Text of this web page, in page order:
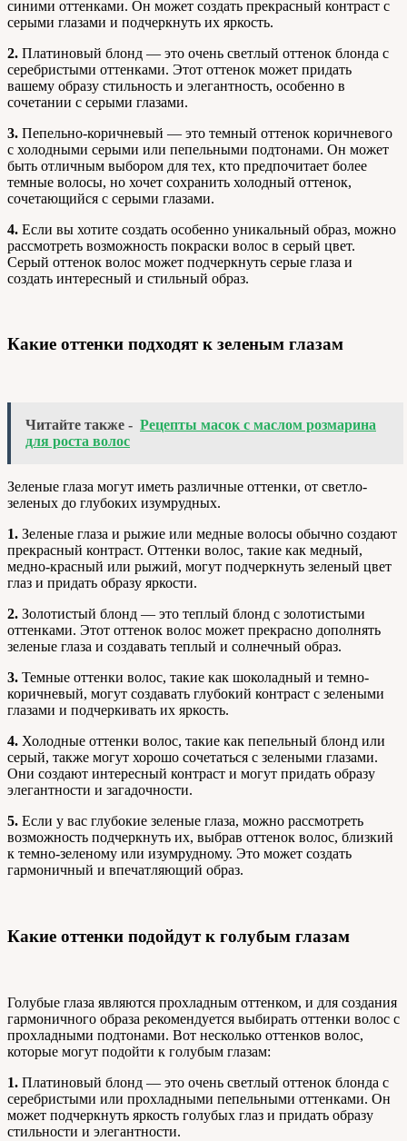
синими оттенками. Он может создать прекрасный контраст с
серыми глазами и подчеркнуть их яркость.
2. Платиновый блонд — это очень светлый оттенок блонда с
серебристыми оттенками. Этот оттенок может придать
вашему образу стильность и элегантность, особенно в
сочетании с серыми глазами.
3. Пепельно-коричневый — это темный оттенок коричневого
с холодными серыми или пепельными подтонами. Он может
быть отличным выбором для тех, кто предпочитает более
темные волосы, но хочет сохранить холодный оттенок,
сочетающийся с серыми глазами.
4. Если вы хотите создать особенно уникальный образ, можно
рассмотреть возможность покраски волос в серый цвет.
Серый оттенок волос может подчеркнуть серые глаза и
создать интересный и стильный образ.
Какие оттенки подходят к зеленым глазам
Читайте также - Рецепты масок с маслом розмарина
для роста волос
Зеленые глаза могут иметь различные оттенки, от светло-
зеленых до глубоких изумрудных.
1. Зеленые глаза и рыжие или медные волосы обычно создают
прекрасный контраст. Оттенки волос, такие как медный,
медно-красный или рыжий, могут подчеркнуть зеленый цвет
глаз и придать образу яркости.
2. Золотистый блонд — это теплый блонд с золотистыми
оттенками. Этот оттенок волос может прекрасно дополнять
зеленые глаза и создавать теплый и солнечный образ.
3. Темные оттенки волос, такие как шоколадный и темно-
коричневый, могут создавать глубокий контраст с зелеными
глазами и подчеркивать их яркость.
4. Холодные оттенки волос, такие как пепельный блонд или
серый, также могут хорошо сочетаться с зелеными глазами.
Они создают интересный контраст и могут придать образу
элегантности и загадочности.
5. Если у вас глубокие зеленые глаза, можно рассмотреть
возможность подчеркнуть их, выбрав оттенок волос, близкий
к темно-зеленому или изумрудному. Это может создать
гармоничный и впечатляющий образ.
Какие оттенки подойдут к голубым глазам
Голубые глаза являются прохладным оттенком, и для создания
гармоничного образа рекомендуется выбирать оттенки волос с
прохладными подтонами. Вот несколько оттенков волос,
которые могут подойти к голубым глазам:
1. Платиновый блонд — это очень светлый оттенок блонда с
серебристыми или прохладными пепельными оттенками. Он
может подчеркнуть яркость голубых глаз и придать образу
стильности и элегантности.